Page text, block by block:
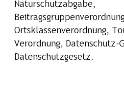
Naturschutzabgabe,
Ortsklassenverordnung,
Verordnung, Datenschutz-
Datenschutzgesetz.